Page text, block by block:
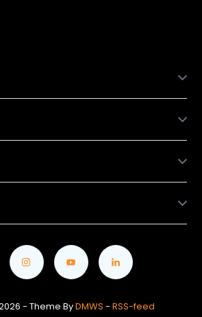
- Theme ByDMWS - RSS-feed